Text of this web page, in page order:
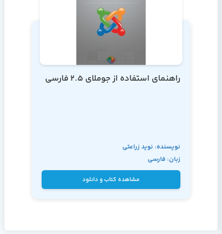
راهنمای استفاده از جوملای 2.5 فارسی
نویسنده: نوید زراعتی
زبان: فارسی
مشاهده کتاب و دانلود